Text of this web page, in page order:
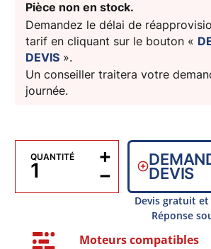
Pièce non en stock.
Demandez le délai de
tarif en cliquant sur le bouton «
DEVIS».
Un conseiller traitera votre
journée.
QUANTITÉ
−
+
DEVIS
Devis gratuit et
Réponse
Moteurs compatibles